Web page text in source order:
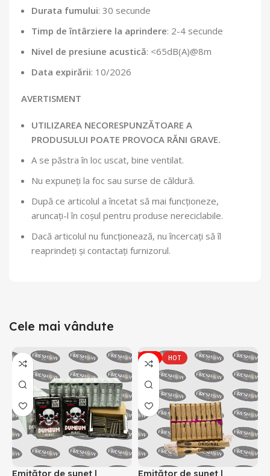
Durata fumului: 30 secunde
Timp de întârziere la aprindere: 2-4 secunde
Nivel de presiune acustică: <65dB(A)@8m
Data expirării: 10/2026
AVERTISMENT
UTILIZAREA NECORESPUNZĂTOARE A
PRODUSULUI POATE PROVOCA RĂNI GRAVE.
A se păstra în loc uscat, bine ventilat.
Nu expuneți la foc sau surse de căldură.
După ce articolul a încetat să mai funcționeze,
aruncați-l în coșul pentru produse nereciclabile.
Dacă articolul nu funcționează, nu încercați să îl
reaprindeți și contactați furnizorul.
Cele mai vândute
Emițător de sunet |
-7% HOT
Emițător de sunet |